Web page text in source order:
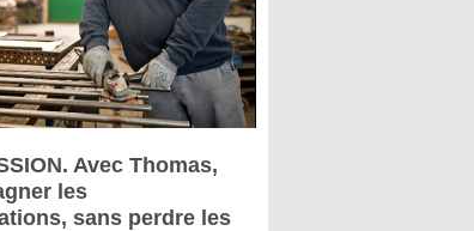
Avec Thomas,
les
sans perdre les